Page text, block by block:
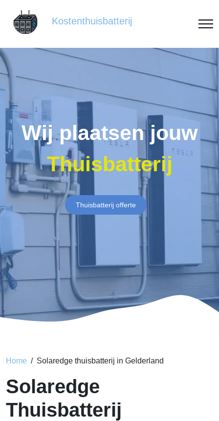
Kostenthuisbatterij
Wij plaatsen jouw
Thuisbatterij
Thuisbatterij offerte
Home Solaredge thuisbatterij in Gelderland
Solaredge
Thuisbatterij